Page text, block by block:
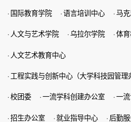
· 国际教育学院 ·语言培训中心 ·马
· 人文与艺术学院 ·乌拉尔学院 ·体
· 人文艺术教育中心
· 工程实践与创新中心（大学科技园管理
·校团委 ·一流学科创建办公室 ·一
·招生办公室 ·就业指导中心 · 后勤